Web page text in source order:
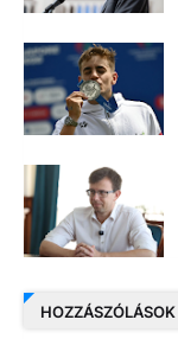
HOZZÁSZÓLÁSOK